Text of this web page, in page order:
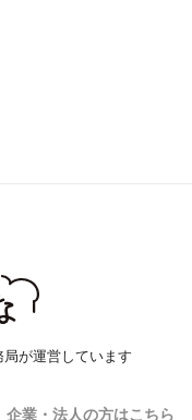
が運営しています
企業・法人の方はこちら